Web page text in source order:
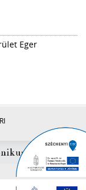
Eger